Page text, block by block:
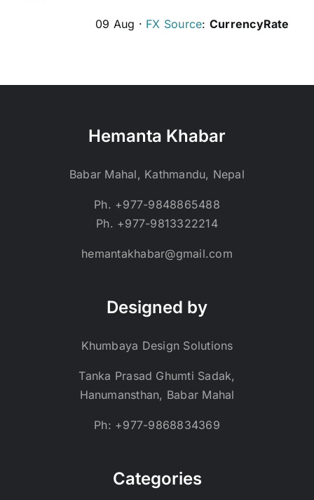
09 Aug · FX Source: CurrencyRate
Hemanta Khabar
Babar Mahal, Kathmandu, Nepal
Ph. +977-9848865488
Ph. +977-9813322214
hemantakhabar@gmail.com
Designed by
Khumbaya Design Solutions
Tanka Prasad Ghumti Sadak,
Hanumansthan, Babar Mahal
Ph: +977-9868834369
Categories